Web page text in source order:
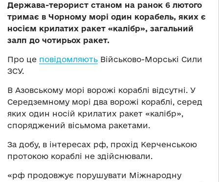
Держава-терорист станом на ранок 6 лютого
тримає в Чорному морі один корабель, яких є
носієм крилатих ракет «калібр», загальний
залп до чотирьох ракет.
Про це повідомляють Військово-Морські Сили
ЗСУ.
В Азовському морі ворожі кораблі відсутні. У
Середземному морі два ворожі кораблі, серед
яких один носій крилатих ракет «калібр»,
споряджений вісьмома ракетами.
За добу, в інтересах рф, прохід Керченською
протокою кораблі не здійснювали.
«рф продовжує порушувати Міжнародну